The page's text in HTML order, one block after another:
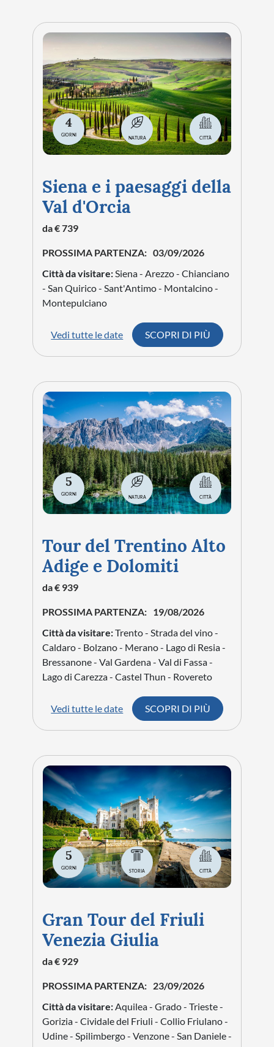
4
GIORNI
NATURA CITTÀ
Siena e i paesaggi della
Val d'Orcia
da € 739
PROSSIMA PARTENZA: 03/09/2026
Città da visitare:Siena - Arezzo - Chianciano
- San Quirico - Sant'Antimo - Montalcino -
Montepulciano
Vedi tutte le date SCOPRI DI PIÙ
5
GIORNI
NATURA CITTÀ
Tour del Trentino Alto
Adige e Dolomiti
da € 939
PROSSIMA PARTENZA: 19/08/2026
Città da visitare:Trento - Strada del vino -
Caldaro - Bolzano - Merano - Lago di Resia -
Bressanone - Val Gardena - Val di Fassa -
Lago di Carezza - Castel Thun - Rovereto
Vedi tutte le date SCOPRI DI PIÙ
5
GIORNI
STORIA CITTÀ
Gran Tour del Friuli
Venezia Giulia
da € 929
PROSSIMA PARTENZA: 23/09/2026
Città da visitare:Aquilea - Grado - Trieste -
Gorizia - Cividale del Friuli - Collio Friulano -
Udine - Spilimbergo - Venzone - San Daniele -